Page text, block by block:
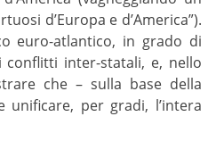
d’Europa e d’America”).
euro-atlantico, in grado di
inter-statali, e, nello
che – sulla base della
unificare, per gradi, l’intera